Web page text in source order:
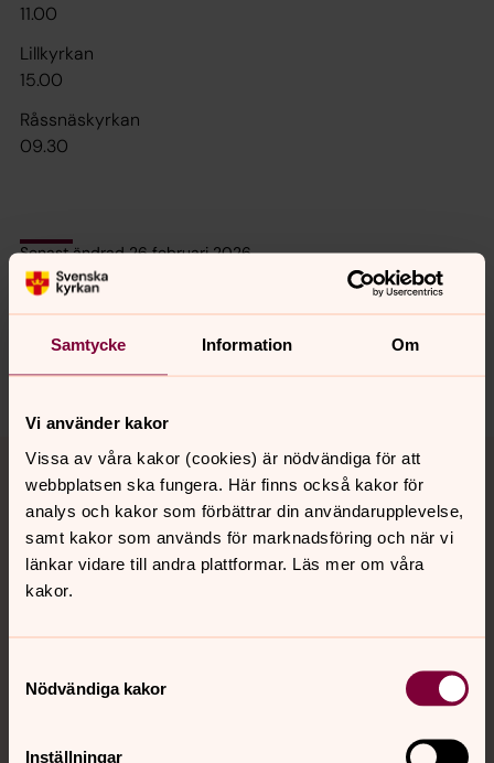
Samtycke Information Om
Vi använder kakor
Vissa av våra kakor (cookies) är nödvändiga för att
webbplatsen ska fungera. Här finns också kakor för
analys och kakor som förbättrar din användarupplevelse,
samt kakor som används för marknadsföring och när vi
länkar vidare till andra plattformar. Läs mer om våra
kakor.
Nödvändiga kakor
Inställningar
11.00
Lillkyrkan
15.00
Råssnäskyrkan
09.30
Senast ändrad 26 februari 2026
Synpunkter eller frågor på sidans
innehåll?
motala.forsamling@svenskakyrkan.se
Dela
Tillbaka till toppen
Tillbaka till innehållet
Kontakt
Kalender